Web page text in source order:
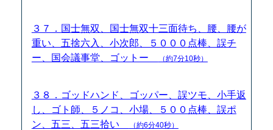
３７．国士無双、国士無双十三面待ち、腰、腰が
重い、五捨六入、小次郎、５０００点棒、誤チ
ー、国会議事堂、ゴットー
（約7分10秒）
３８．ゴッドハンド、ゴッパー、誤ツモ、小手返
し、ゴト師、５ノコ、小場、５００点棒、誤ポ
ン、五三、五三拾い
（約6分40秒）